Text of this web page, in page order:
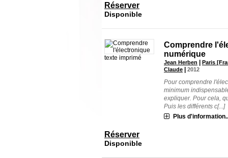
Réserver
Disponible
texte imprimé
Comprendre
numérique
Jean Herben |Paris
Claude |2012
Pour comprendre
minimum
expliquer. Pour cela,
Puis les différents c[...]
Plus
Réserver
Disponible